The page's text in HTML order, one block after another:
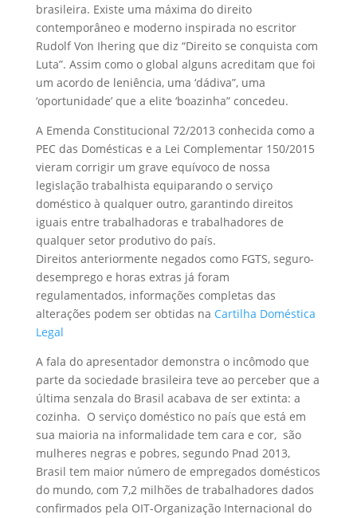
brasileira. Existe uma máxima do direito
contemporâneo e moderno inspirada no escritor
Rudolf Von Ihering que diz “Direito se conquista com
Luta”. Assim como o global alguns acreditam que foi
um acordo de leniência, uma ‘dádiva”, uma
‘oportunidade’ que a elite ‘boazinha” concedeu.
A Emenda Constitucional 72/2013 conhecida como a
PEC das Domésticas e a Lei Complementar 150/2015
vieram corrigir um grave equívoco de nossa
legislação trabalhista equiparando o serviço
doméstico à qualquer outro, garantindo direitos
iguais entre trabalhadoras e trabalhadores de
qualquer setor produtivo do país.
Direitos anteriormente negados como FGTS, seguro-
desemprego e horas extras já foram
regulamentados, informações completas das
alterações podem ser obtidas na Cartilha Doméstica
Legal
A fala do apresentador demonstra o incômodo que
parte da sociedade brasileira teve ao perceber que a
última senzala do Brasil acabava de ser extinta: a
cozinha. O serviço doméstico no país que está em
sua maioria na informalidade tem cara e cor, são
mulheres negras e pobres, segundo Pnad 2013,
Brasil tem maior número de empregados domésticos
do mundo, com 7,2 milhões de trabalhadores dados
confirmados pela OIT-Organização Internacional do